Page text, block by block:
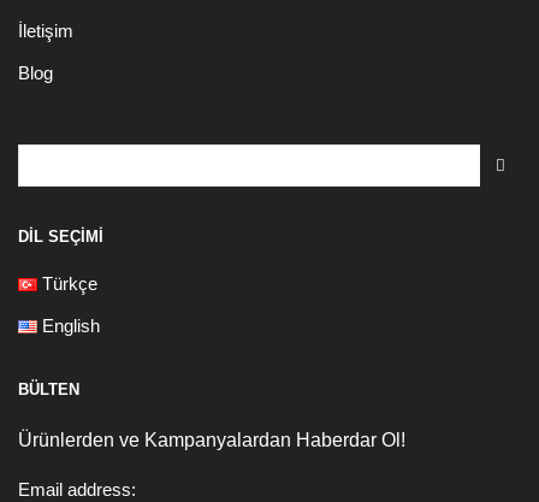
İletişim
Blog
for:
DIL SEÇIMI
Türkçe
English
BÜLTEN
Ürünlerden ve Kampanyalardan Haberdar Ol!
Email address: